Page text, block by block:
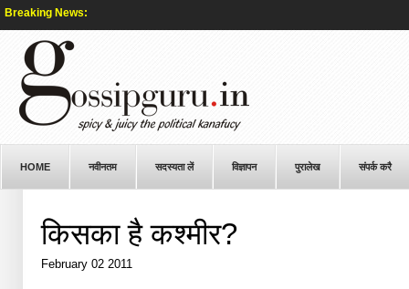
Breaking News:
HOME नवीनतम सदस्यता लें विज्ञापन पुरालेख संपर्क करै
किसका है कश्मीर?
February 02 2011